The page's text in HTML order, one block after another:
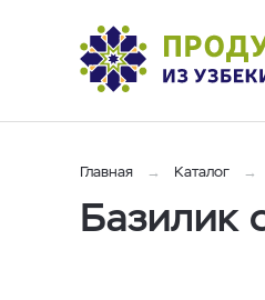
Главная Каталог
Базилик